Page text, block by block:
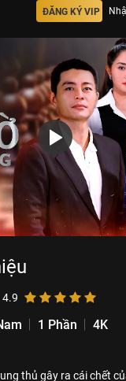
ĐĂNG KÝ VIP
4.9
1 Phần
4K
thủ gây ra cái chết